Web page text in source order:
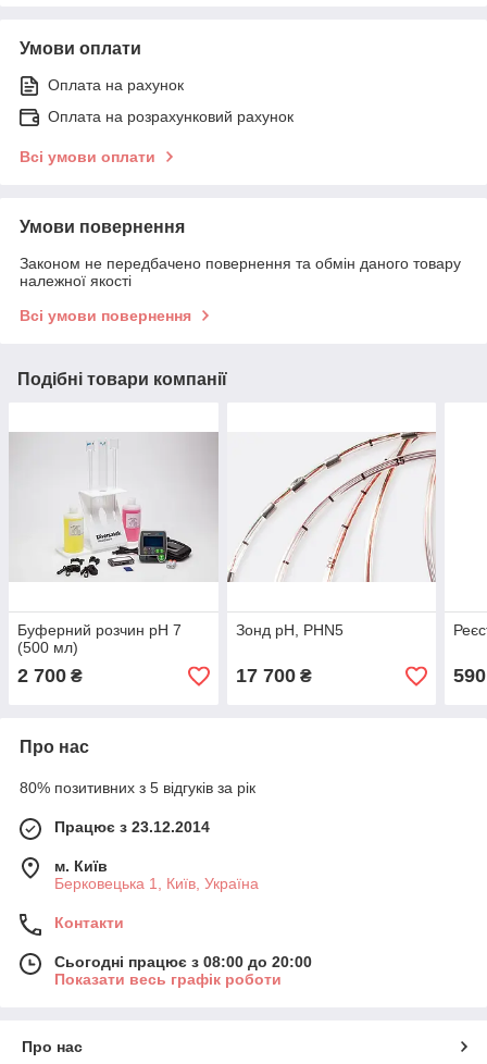
Умови оплати
Оплата на рахунок
Оплата на розрахунковий рахунок
Всі умови оплати
Умови повернення
Законом не передбачено повернення та обмін даного товару
належної якості
Всі умови повернення
Подібні товари компанії
Буферний розчин pH 7
(500 мл)
2 700 ₴
Зонд pH, PHN5
17 700₴
Про нас
80% позитивних з 5 відгуків за рік
Працює з 23.12.2014
м. Київ
Берковецька 1, Київ, Україна
Контакти
Сьогодні працює з 08:00 до 20:00
Показати весь графік роботи
Про нас